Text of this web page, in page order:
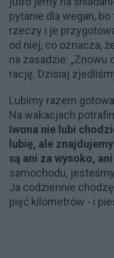
pytanie dla wegan,
rzeczy i je
od niej, co oznacza,
na zasadzie: „Znowu
rację. Dzisiaj
Lubimy razem
Na wakacjach
Iwona nie lubi
lubię, ale
są ani za wysoko,
samochodu,
Ja codziennie
pięć kilometrów - i